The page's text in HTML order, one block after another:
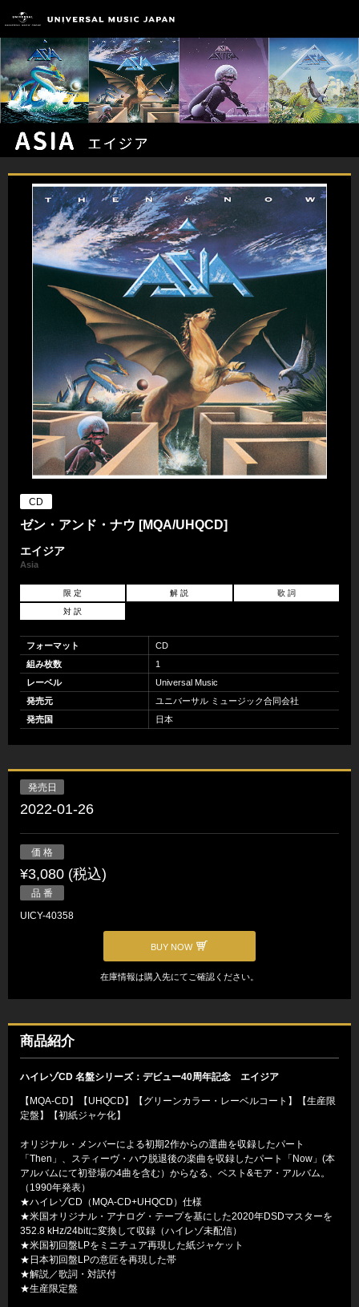
CD
ゼン・アンド・ナウ [MQA/UHQCD]
エイジア
Asia
限 定 解 説 歌 詞
対 訳
フォーマット
CD
組み枚数
1
レーベル
Universal Music
発売元
ユニバーサル ミュージック合同会社
発売国
日本
発売日
2022-01-26
価 格
¥3,080 (税込)
品 番
UICY-40358
BUY NOW
在庫情報は購入先にてご確認ください。
商品紹介
ハイレゾCD 名盤シリーズ：デビュー40周年記念 エイジア
【MQA-CD】【UHQCD】【グリーンカラー・レーベルコート】【生産限
定盤】【初紙ジャケ化】
オリジナル・メンバーによる初期2作からの選曲を収録したパート
「Then」、スティーヴ・ハウ脱退後の楽曲を収録したパート「Now」(本
アルバムにて初登場の4曲を含む）からなる、ベスト&モア・アルバム。
（1990年発表）
★ハイレゾCD（MQA-CD+UHQCD）仕様
★米国オリジナル・アナログ・テープを基にした2020年DSDマスターを
352.8 kHz/24bitに変換して収録（ハイレゾ未配信）
★米国初回盤LPをミニチュア再現した紙ジャケット
★日本初回盤LPの意匠を再現した帯
★解説／歌詞・対訳付
★生産限定盤